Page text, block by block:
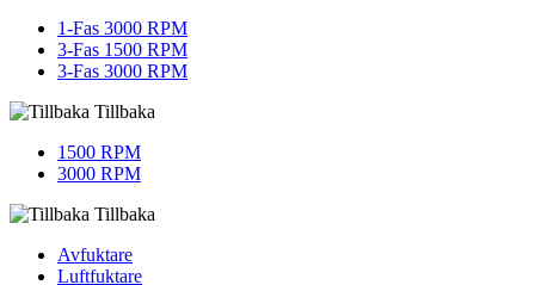
1-Fas 3000 RPM
3-Fas 1500 RPM
3-Fas 3000 RPM
Tillbaka
1500 RPM
3000 RPM
Tillbaka
Avfuktare
Luftfuktare